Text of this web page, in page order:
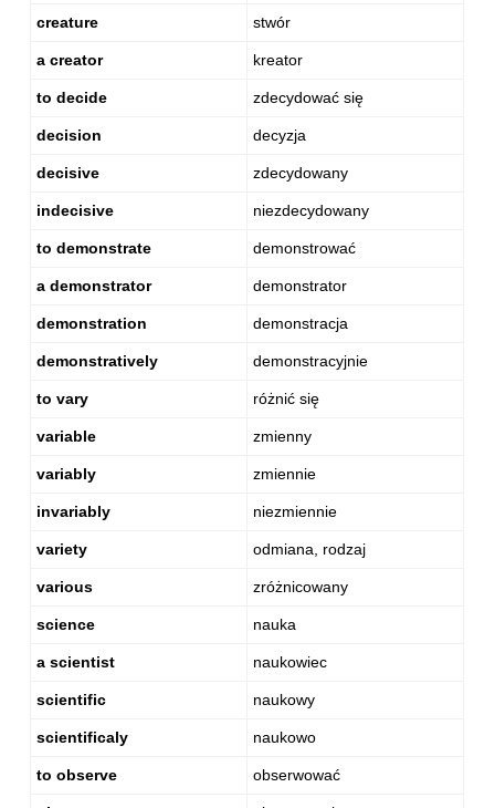
creature stwór
a creator kreator
to decide zdecydować się
decision decyzja
decisive zdecydowany
indecisive niezdecydowany
to demonstrate demonstrować
a demonstrator demonstrator
demonstration demonstracja
demonstratively demonstracyjnie
to vary różnić się
variable zmienny
variably zmiennie
invariably niezmiennie
variety odmiana, rodzaj
various zróżnicowany
science nauka
a scientist naukowiec
scientific naukowy
scientificaly naukowo
to observe obserwować